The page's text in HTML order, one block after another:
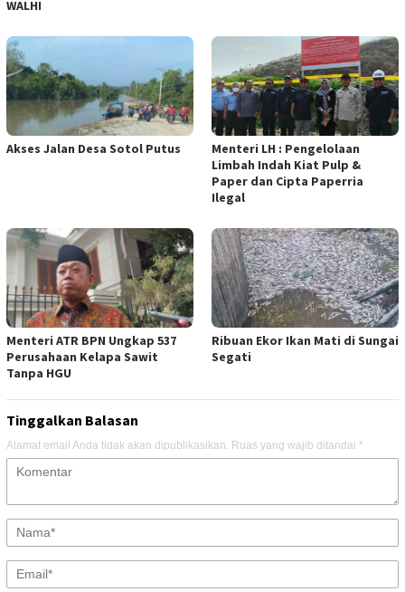
WALHI
Akses Jalan Desa Sotol Putus
Menteri LH : Pengelolaan
Limbah Indah Kiat Pulp &
Paper dan Cipta Paperria
Ilegal
Menteri ATR BPN Ungkap 537
Perusahaan Kelapa Sawit
Tanpa HGU
Ribuan Ekor Ikan Mati di Sungai
Segati
Tinggalkan Balasan
Alamat email Anda tidak akan dipublikasikan. Ruas yang wajib ditandai *